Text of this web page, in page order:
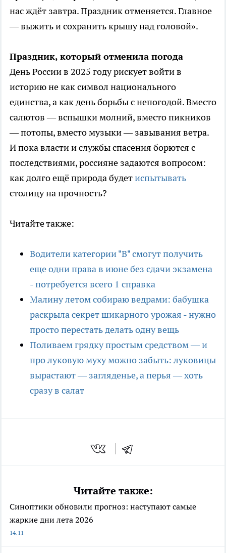
нас ждёт завтра. Праздник отменяется. Главное
— выжить и сохранить крышу над головой».
Праздник, который отменила погода
День России в 2025 году рискует войти в
историю не как символ национального
единства, а как день борьбы с непогодой. Вместо
салютов — вспышки молний, вместо пикников
— потопы, вместо музыки — завывания ветра.
И пока власти и службы спасения борются с
последствиями, россияне задаются вопросом:
как долго ещё природа будетиспытывать
столицу на прочность?
Читайте также:
Водители категории "В" смогут получить
еще одни права в июне без сдачи экзамена
- потребуется всего 1 справка
Малину летом собираю ведрами: бабушка
раскрыла секрет шикарного урожая - нужно
просто перестать делать одну вещь
Поливаем грядку простым средством — и
про луковую муху можно забыть: луковицы
вырастают — загляденье, а перья — хоть
сразу в салат
Читайте также:
Синоптики обновили прогноз: наступают самые
жаркие дни лета 2026
14:11